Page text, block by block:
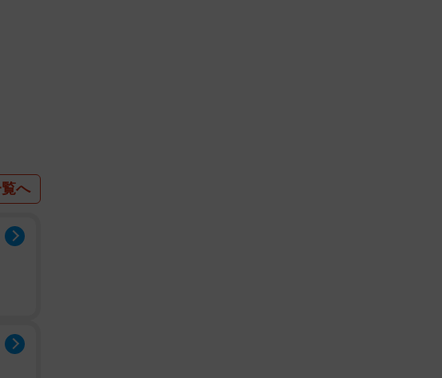
へ